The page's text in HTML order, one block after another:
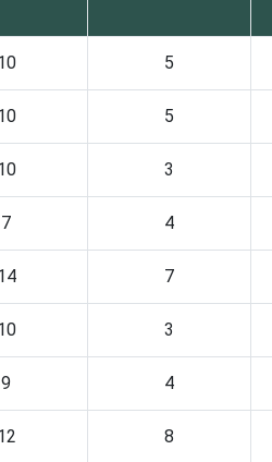
5
5
3
7 4
7
3
9 4
8